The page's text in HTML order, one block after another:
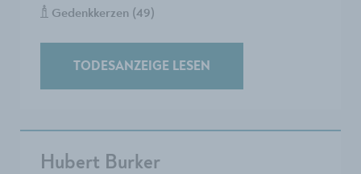
Gedenkkerzen (49)
TODESANZEIGE LESEN
Hubert Burker